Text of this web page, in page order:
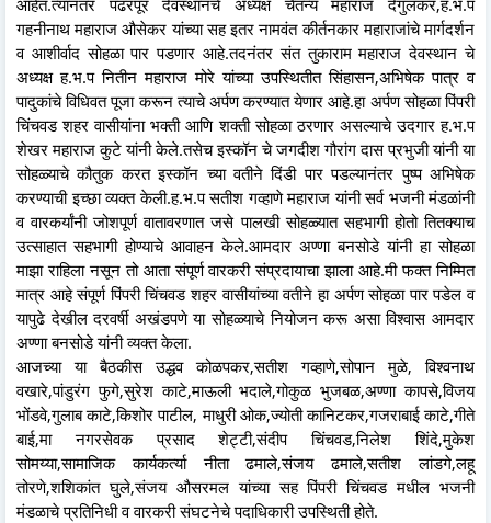
गहनीनाथ महाराज औसेकर यांच्या सह इतर नामवंत कीर्तनकार महाराजांचे मार्गदर्शन
व आशीर्वाद सोहळा पार पडणार आहे.तदनंतर संत तुकाराम महाराज देवस्थान चे
अध्यक्ष ह.भ.प नितीन महाराज मोरे यांच्या उपस्थितीत सिंहासन,अभिषेक पात्र व
पादुकांचे विधिवत पूजा करून त्याचे अर्पण करण्यात येणार आहे.हा अर्पण सोहळा पिंपरी
चिंचवड शहर वासीयांना भक्ती आणि शक्ती सोहळा ठरणार असल्याचे उदगार ह.भ.प
शेखर महाराज कुटे यांनी केले.तसेच इस्कॉन चे जगदीश गौरांग दास प्रभुजी यांनी या
सोहळ्याचे कौतुक करत इस्कॉन च्या वतीने दिंडी पार पडल्यानंतर पुष्प अभिषेक
करण्याची इच्छा व्यक्त केली.ह.भ.प सतीश गव्हाणे महाराज यांनी सर्व भजनी मंडळांनी
व वारकर्यांनी जोशपूर्ण वातावरणात जसे पालखी सोहळ्यात सहभागी होतो तितक्याच
उत्साहात सहभागी होण्याचे आवाहन केले.आमदार अण्णा बनसोडे यांनी हा सोहळा
माझा राहिला नसून तो आता संपूर्ण वारकरी संप्रदायाचा झाला आहे.मी फक्त निम्मित
मात्र आहे संपूर्ण पिंपरी चिंचवड शहर वासीयांच्या वतीने हा अर्पण सोहळा पार पडेल व
यापुढे देखील दरवर्षी अखंडपणे या सोहळ्याचे नियोजन करू असा विश्वास आमदार
अण्णा बनसोडे यांनी व्यक्त केला.
आजच्या या बैठकीस उद्धव कोळपकर,सतीश गव्हाणे,सोपान मुळे, विश्वनाथ
वखारे,पांडुरंग फुगे,सुरेश काटे,माऊली भदाले,गोकुळ भुजबळ,अण्णा कापसे,विजय
भोंडवे,गुलाब काटे,किशोर पाटील, माधुरी ओक,ज्योती कानिटकर,गजराबाई काटे,गीते
बाई,मा नगरसेवक प्रसाद शेट्टी,संदीप चिंचवड,निलेश शिंदे,मुकेश
सोमय्या,सामाजिक कार्यकर्त्या नीता ढमाले,संजय ढमाले,सतीश लांडगे,लहू
तोरणे,शशिकांत घुले,संजय औसरमल यांच्या सह पिंपरी चिंचवड मधील भजनी
मंडळाचे प्रतिनिधी व वारकरी संघटनेचे पदाधिकारी उपस्थिती होते.